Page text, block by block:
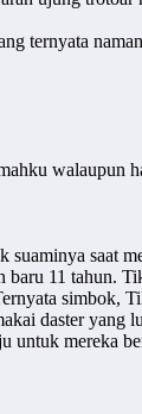
ternyata
walaupun
saat
11 tahun.
simbok,
daster yang
mereka